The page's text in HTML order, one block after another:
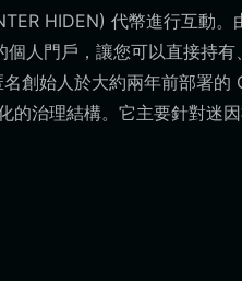
HIDEN) 代幣進行互動
人門戶，讓您可以直接持
創始人於大約兩年前部署的
治理結構。它主要針對迷